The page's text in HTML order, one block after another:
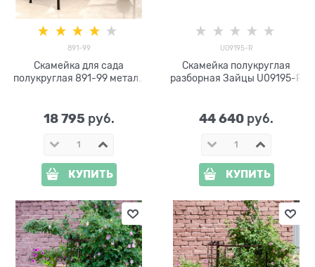
891-99
Скамейка для сада
полукруглая 891-99 металл
18 795 руб.
КУПИТЬ
U09195-R
Скамейка полукруглая
разборная Зайцы U09195-R
44 640 руб.
КУПИТЬ